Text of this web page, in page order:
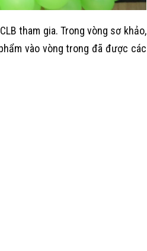
tham gia. Trong vòng sơ khảo,
vào vòng trong đã được các